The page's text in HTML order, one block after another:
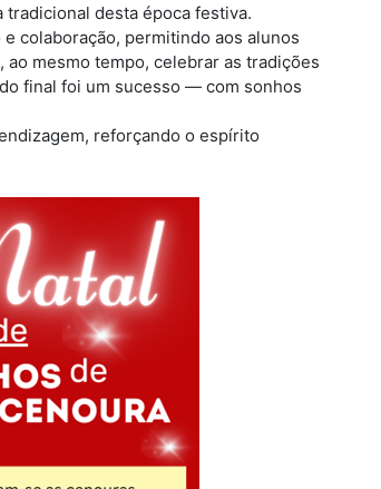
desta época festiva.
colaboração, permitindo aos alunos
mesmo tempo, celebrar as tradições
final foi um sucesso — com sonhos
reforçando o espírito